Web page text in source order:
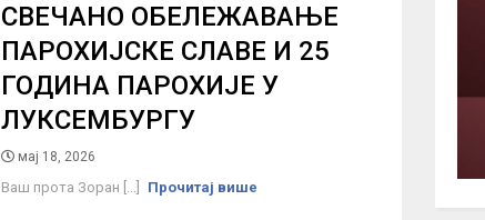
СВЕЧАНО ОБЕЛЕЖАВАЊЕ
ПАРОХИЈСКЕ СЛАВЕ И 25
ГОДИНА ПАРОХИЈЕ У
ЛУКСЕМБУРГУ
мај 18, 2026
Ваш прота Зоран [...] Прочитај више